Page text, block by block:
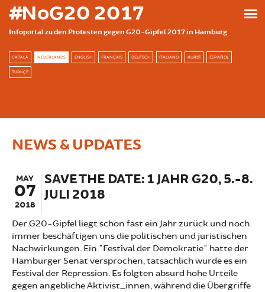
Skip to main content
#NoG20 2017
Infoportal zu den Protesten gegen G20-Gipfel 2017 in Hamburg
CATALÀ NEDERLANDS ENGLISH FRANÇAIS DEUTSCH ITALIANO KURDÎ ESPAÑOL
TÜRKÇE
NEWS & UPDATES
MAY
07
2018
SAVE THE DATE: 1 JAHR G20, 5.-8.
JULI 2018
Der G20-Gipfel liegt schon fast ein Jahr zurück und noch
immer beschäftigen uns die politischen und juristischen
Nachwirkungen. Ein "Festival der Demokratie" hatte der
Hamburger Senat versprochen, tatsächlich wurde es ein
Festival der Repression. Es folgten absurd hohe Urteile
gegen angebliche Aktivist_innen, während die Übergriffe